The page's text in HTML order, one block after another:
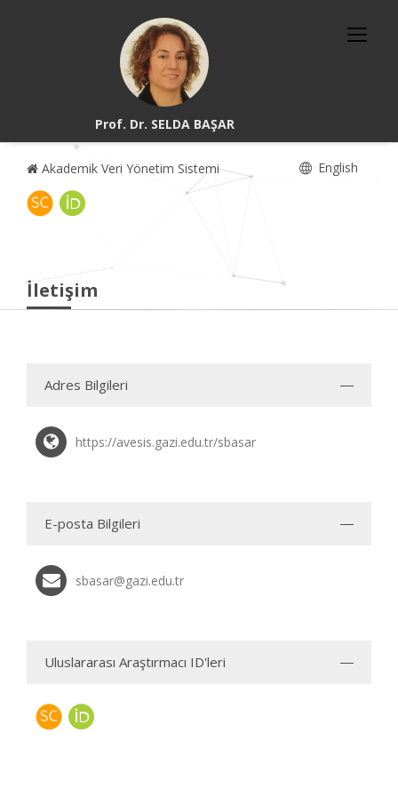
Prof. Dr. SELDA BAŞAR
Akademik Veri Yönetim Sistemi English
İletişim
Adres Bilgileri
https://avesis.gazi.edu.tr/sbasar
E-posta Bilgileri
sbasar@gazi.edu.tr
Uluslararası Araştırmacı ID'leri